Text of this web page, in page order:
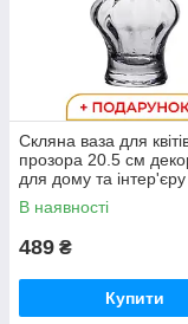
Скляна ваза для
прозора 20.5 см
для дому та
14
В наявності
489 ₴
Купити